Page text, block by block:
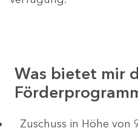
Was bietet mir
Zuschuss in Höhe von